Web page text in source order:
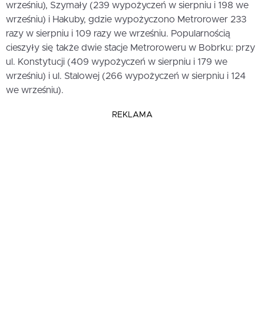
wrześniu), Szymały (239 wypożyczeń w sierpniu i 198 we
wrześniu) i Hakuby, gdzie wypożyczono Metrorower 233
razy w sierpniu i 109 razy we wrześniu. Popularnością
cieszyły się także dwie stacje Metroroweru w Bobrku: przy
ul. Konstytucji (409 wypożyczeń w sierpniu i 179 we
wrześniu) i ul. Stalowej (266 wypożyczeń w sierpniu i 124
we wrześniu).
REKLAMA